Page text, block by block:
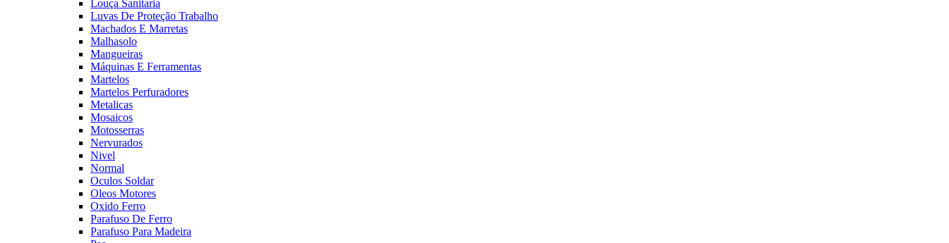
Louça Sanitaria
Luvas De Proteção Trabalho
Machados E Marretas
Malhasolo
Mangueiras
Máquinas E Ferramentas
Martelos
Martelos Perfuradores
Metalicas
Mosaicos
Motosserras
Nervurados
Nivel
Normal
Oculos Soldar
Oleos Motores
Oxido Ferro
Parafuso De Ferro
Parafuso Para Madeira